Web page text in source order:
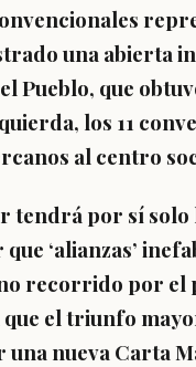
una abierta
Pueblo, que
los 11
al centro
tendrá por sí
‘alianzas’
recorrido por el
que el triunfo
nueva Carta